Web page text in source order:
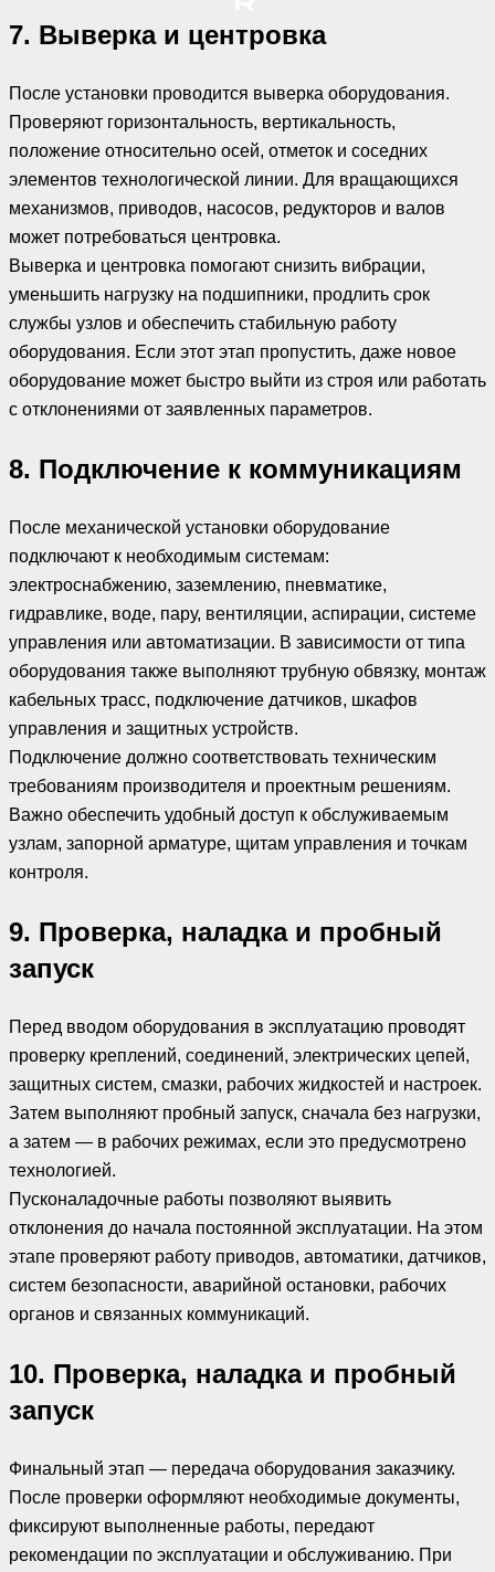
7. Выверка и центровка
После установки проводится выверка оборудования.
Проверяют горизонтальность, вертикальность,
положение относительно осей, отметок и соседних
элементов технологической линии. Для вращающихся
механизмов, приводов, насосов, редукторов и валов
может потребоваться центровка.
Выверка и центровка помогают снизить вибрации,
уменьшить нагрузку на подшипники, продлить срок
службы узлов и обеспечить стабильную работу
оборудования. Если этот этап пропустить, даже новое
оборудование может быстро выйти из строя или работать
с отклонениями от заявленных параметров.
8. Подключение к коммуникациям
После механической установки оборудование
подключают к необходимым системам:
электроснабжению, заземлению, пневматике,
гидравлике, воде, пару, вентиляции, аспирации, системе
управления или автоматизации. В зависимости от типа
оборудования также выполняют трубную обвязку, монтаж
кабельных трасс, подключение датчиков, шкафов
управления и защитных устройств.
Подключение должно соответствовать техническим
требованиям производителя и проектным решениям.
Важно обеспечить удобный доступ к обслуживаемым
узлам, запорной арматуре, щитам управления и точкам
контроля.
9. Проверка, наладка и пробный
запуск
Перед вводом оборудования в эксплуатацию проводят
проверку креплений, соединений, электрических цепей,
защитных систем, смазки, рабочих жидкостей и настроек.
Затем выполняют пробный запуск, сначала без нагрузки,
а затем — в рабочих режимах, если это предусмотрено
технологией.
Пусконаладочные работы позволяют выявить
отклонения до начала постоянной эксплуатации. На этом
этапе проверяют работу приводов, автоматики, датчиков,
систем безопасности, аварийной остановки, рабочих
органов и связанных коммуникаций.
10. Проверка, наладка и пробный
запуск
Финальный этап — передача оборудования заказчику.
После проверки оформляют необходимые документы,
фиксируют выполненные работы, передают
рекомендации по эксплуатации и обслуживанию. При